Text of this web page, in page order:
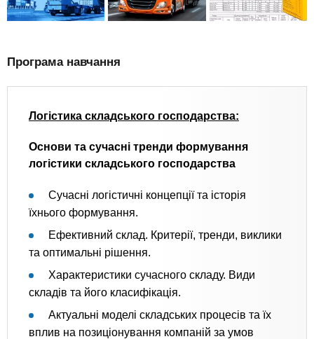
Програма навчання
Логістика складського господарства:
Основи та сучасні тренди формування
логістики складського господарства
Сучасні логістичні концепції та історія
їхнього формування.
Ефективний склад. Критерії, тренди, виклики
та оптимальні рішення.
Характеристики сучасного складу. Види
складів та його класифікація.
Актуальні моделі складських процесів та їх
вплив на позиціонування компаній за умов